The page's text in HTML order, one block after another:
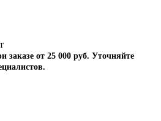
заказе от 25 000 руб. Уточняйте